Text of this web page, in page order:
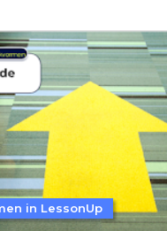
in LessonUp